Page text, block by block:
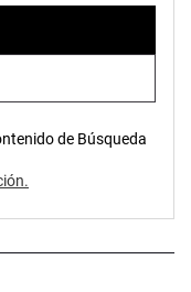
de Búsqueda